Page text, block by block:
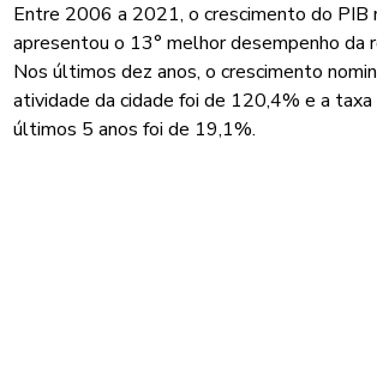
Entre 2006 a 2021, o crescimento do PIB
apresentou o 13° melhor desempenho da
Nos últimos dez anos, o crescimento
atividade da cidade foi de 120,4% e a
últimos 5 anos foi de 19,1%.